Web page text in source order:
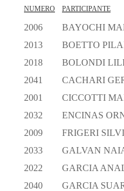
NUMERO PARTICIPANTE
2006 BAYOCHI
2013
BOETTO
2018
BOLONDI
2041
CACHARI
2001
CICCOTTI
2032
ENCINAS
2009
FRIGERI
2033
GALVAN
2022
GARCIA
2040
GARCIA